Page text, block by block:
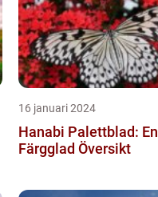
16 januari 2024
Hanabi Palettblad: En
Färgglad Översikt